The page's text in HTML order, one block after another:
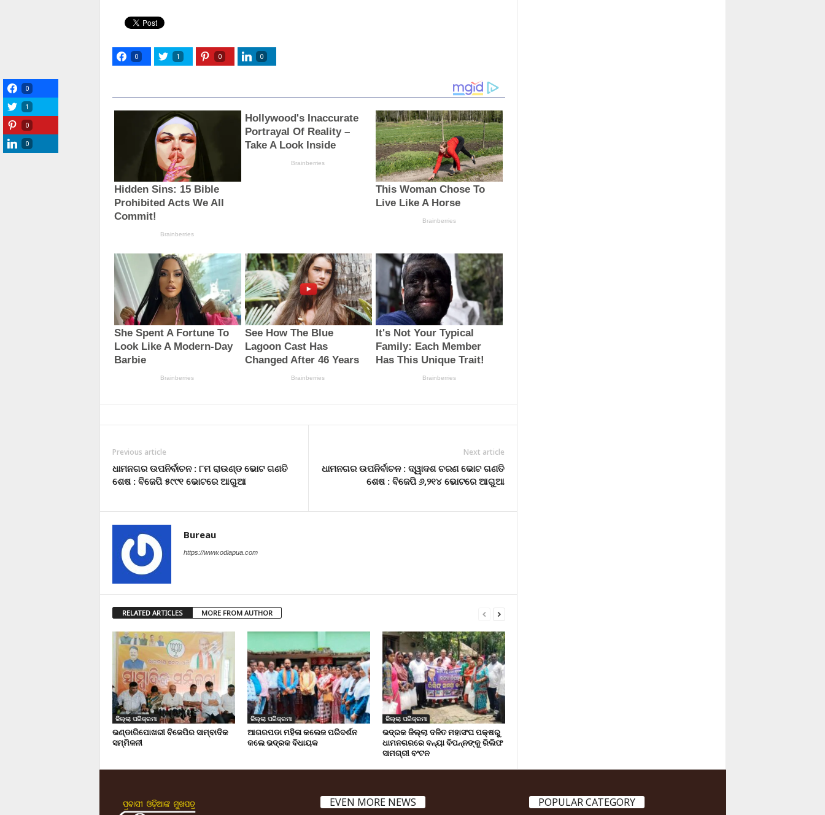
0 1 0 0
Previous article
ଧାମନଗର ଉପନିର୍ବାଚନ : ୮ମ ରାଉଣ୍ଡ ଭୋଟ ଗଣତି
ଶେଷ : ବିଜେପି ୫୯୯୧ ଭୋଟରେ ଆଗୁଆ
Next article
ଧାମନଗର ଉପନିର୍ବାଚନ : ଦ୍ୱାଦଶ ଚରଣ ଭୋଟ ଗଣତି
ଶେଷ : ବିଜେପି ୬,୨୧୪ ଭୋଟରେ ଆଗୁଆ
Bureau
https://www.odiapua.com
RELATED ARTICLES MORE FROM AUTHOR
ଜିଲ୍ଲା ପରିକ୍ରମା
ଭଣ୍ଡାରିପୋଖରୀ ବିଜେପିର ସାମ୍ବାଦିକ
ସମ୍ମିଳନୀ
ଜିଲ୍ଲା ପରିକ୍ରମା
ଆଗରପଡା ମହିଳା କଲେଜ ପରିଦର୍ଶନ
କଲେ ଭଦ୍ରକ ବିଧାୟକ
ଜିଲ୍ଲା ପରିକ୍ରମା
ଭଦ୍ରକ ଜିଲ୍ଲା ଦଳିତ ମହାସଂଘ ପକ୍ଷରୁ
ଧାମନଗରରେ ବନ୍ୟା ବିପନ୍ନଙ୍କୁ ରିଲିଫ
ସାମଗ୍ରୀ ବଂଟନ
EVEN MORE NEWS POPULAR CATEGORY
0
1
0
0